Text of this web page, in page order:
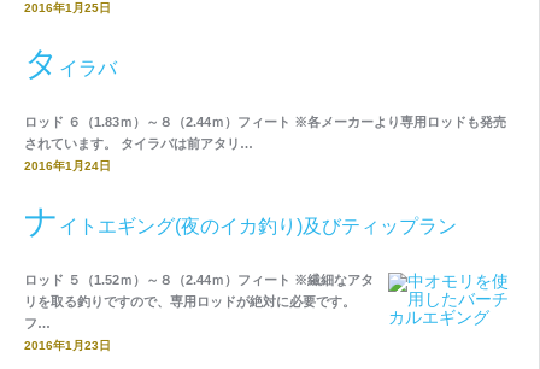
2016年1月25日
タ イラバ
ロッド ６（1.83ｍ）～８（2.44ｍ）フィート ※各メーカーより専用ロッドも発売
されています。 タイラバは前アタリ…
2016年1月24日
ナ イトエギング(夜のイカ釣り)及びティップラン
ロッド ５（1.52ｍ）～８（2.44ｍ）フィート ※繊細なアタ
リを取る釣りですので、専用ロッドが絶対に必要です。
フ…
2016年1月23日